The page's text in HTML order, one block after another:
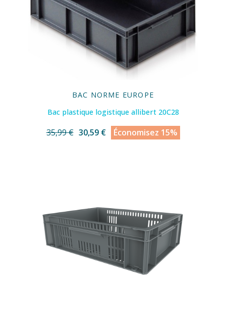
BAC NORME EUROPE
Bac plastique logistique allibert 20C28
35,99 € 30,59 € Économisez 15%